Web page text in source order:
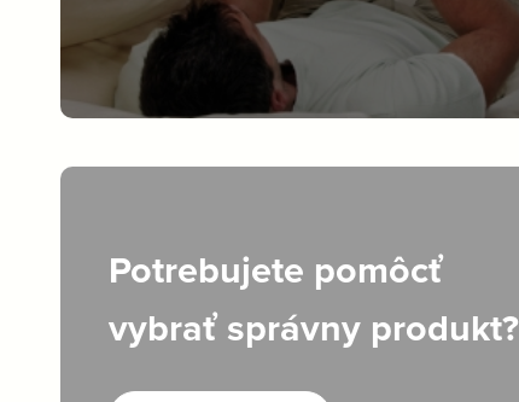
Potrebujete pomôcť
vybrať správny produkt?